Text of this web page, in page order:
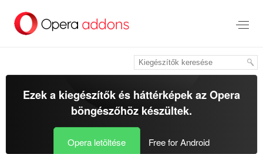
Ezek a kiegészítők és háttérképek azOpera
böngészőhözkészültek.
Opera letöltése Free for Android